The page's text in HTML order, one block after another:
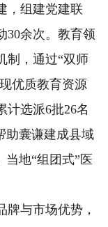
，组建党建联
30余次。教育领
制，通过“双师
优质教育资源
计选派6批26名
助囊谦建成县域
当地“组团式”医
与市场优势，